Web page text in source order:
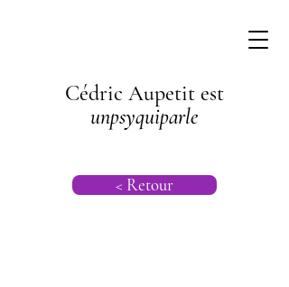
Cédric Aupetit est
unpsyquiparle
< Retour